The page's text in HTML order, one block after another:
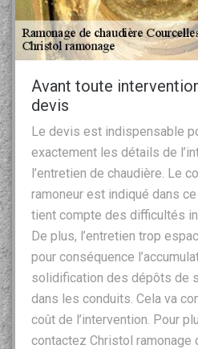
Avant toute
devis
Le devis est indispensable
exactement les détails de
l’entretien de chaudière. Le
ramoneur est indiqué dans
tient compte des difficultés
De plus, l’entretien trop
pour conséquence
solidification des dépôts de
dans les conduits. Cela va
coût de l’intervention. Pour
contactez Christol ramonage